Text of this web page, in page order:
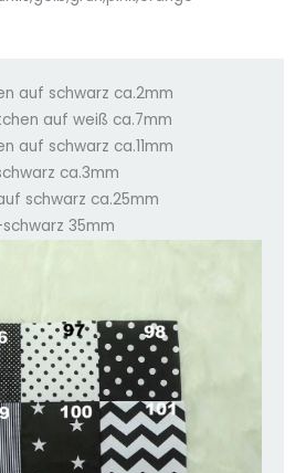
auf schwarz ca.2mm
auf weiß ca.7mm
auf schwarz ca.11mm
ca.3mm
schwarz ca.25mm
35mm